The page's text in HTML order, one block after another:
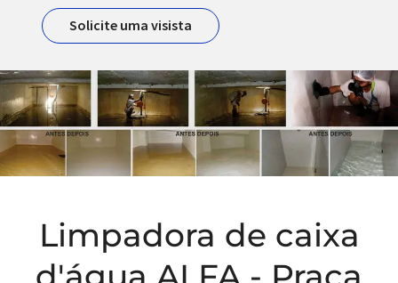
Solicite uma visista
Limpadora de caixa